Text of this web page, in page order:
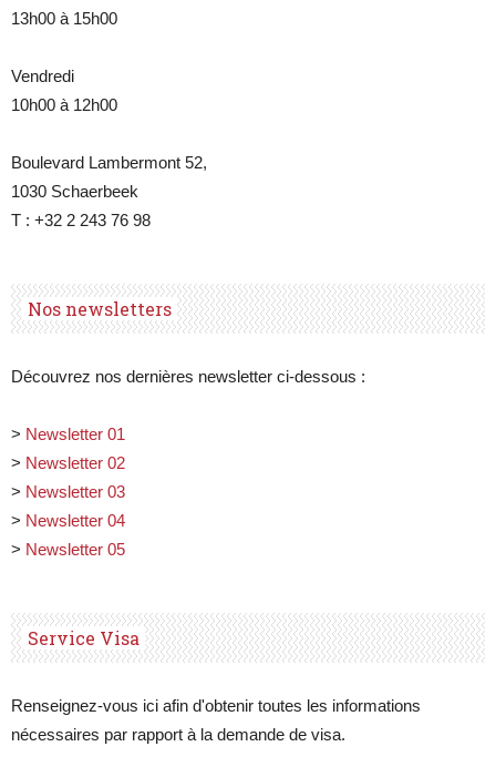
13h00 à 15h00
Vendredi
10h00 à 12h00
Boulevard Lambermont 52,
1030 Schaerbeek
T : +32 2 243 76 98
Nos newsletters
Découvrez nos dernières newsletter ci-dessous :
> Newsletter 01
> Newsletter 02
> Newsletter 03
> Newsletter 04
> Newsletter 05
Service Visa
Renseignez-vous ici afin d'obtenir toutes les informations
nécessaires par rapport à la demande de visa.